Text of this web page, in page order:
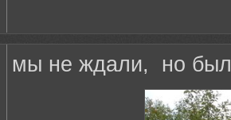
мы не ждали, но